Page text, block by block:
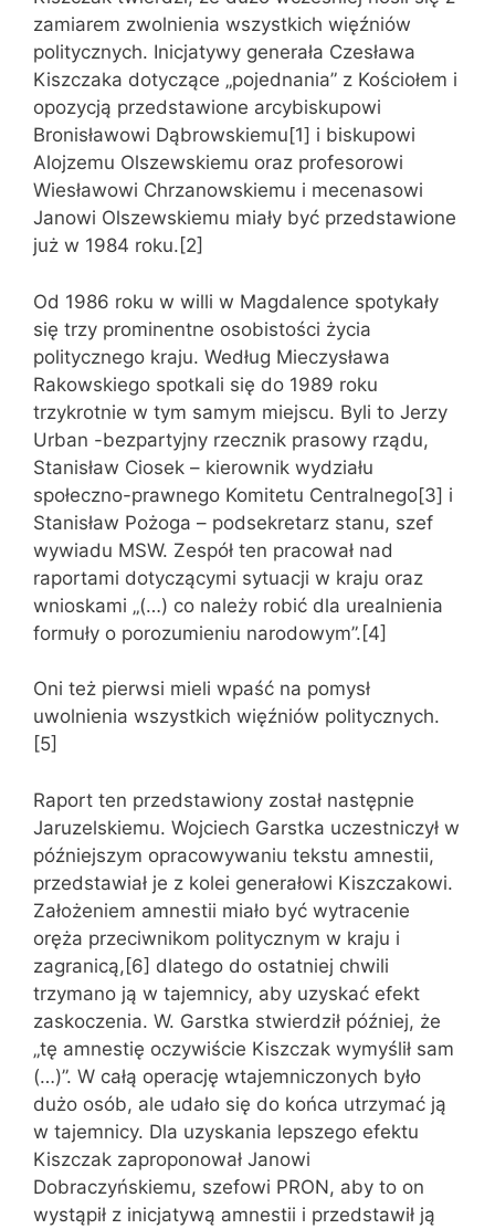
zamiarem zwolnienia wszystkich więźniów
politycznych. Inicjatywy generała Czesława
Kiszczaka dotyczące „pojednania” z Kościołem i
opozycją przedstawione arcybiskupowi
Bronisławowi Dąbrowskiemu[1] i biskupowi
Alojzemu Olszewskiemu oraz profesorowi
Wiesławowi Chrzanowskiemu i mecenasowi
Janowi Olszewskiemu miały być przedstawione
już w 1984 roku.[2]
Od 1986 roku w willi w Magdalence spotykały
się trzy prominentne osobistości życia
politycznego kraju. Według Mieczysława
Rakowskiego spotkali się do 1989 roku
trzykrotnie w tym samym miejscu. Byli to Jerzy
Urban -bezpartyjny rzecznik prasowy rządu,
Stanisław Ciosek – kierownik wydziału
społeczno-prawnego Komitetu Centralnego[3] i
Stanisław Pożoga – podsekretarz stanu, szef
wywiadu MSW. Zespół ten pracował nad
raportami dotyczącymi sytuacji w kraju oraz
wnioskami „(…) co należy robić dla urealnienia
formuły o porozumieniu narodowym”.[4]
Oni też pierwsi mieli wpaść na pomysł
uwolnienia wszystkich więźniów politycznych.
[5]
Raport ten przedstawiony został następnie
Jaruzelskiemu. Wojciech Garstka uczestniczył w
późniejszym opracowywaniu tekstu amnestii,
przedstawiał je z kolei generałowi Kiszczakowi.
Założeniem amnestii miało być wytracenie
oręża przeciwnikom politycznym w kraju i
zagranicą,[6] dlatego do ostatniej chwili
trzymano ją w tajemnicy, aby uzyskać efekt
zaskoczenia. W. Garstka stwierdził później, że
„tę amnestię oczywiście Kiszczak wymyślił sam
(…)”. W całą operację wtajemniczonych było
dużo osób, ale udało się do końca utrzymać ją
w tajemnicy. Dla uzyskania lepszego efektu
Kiszczak zaproponował Janowi
Dobraczyńskiemu, szefowi PRON, aby to on
wystąpił z inicjatywą amnestii i przedstawił ją